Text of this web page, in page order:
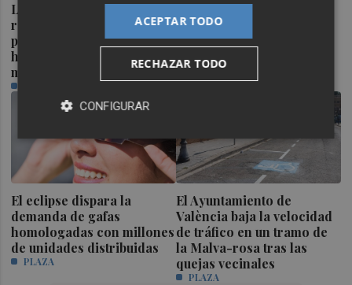
La Comunitat Valenciana
recibe el 18,2 % de
población extranjera que
ha llegado en últimos 12
meses
Ceuta señala que al
Gobierno le "consta" el
llamamiento por redes a
una nueva entrada masiva
el 15 de agosto
El eclipse dispara la
demanda de gafas
homologadas con millones
de unidades distribuidas
PLAZA
El Ayuntamiento de
València baja la velocidad
de tráfico en un tramo de
la Malva-rosa tras las
quejas vecinales
PLAZA
ACEPTAR TODO
RECHAZAR TODO
CONFIGURAR